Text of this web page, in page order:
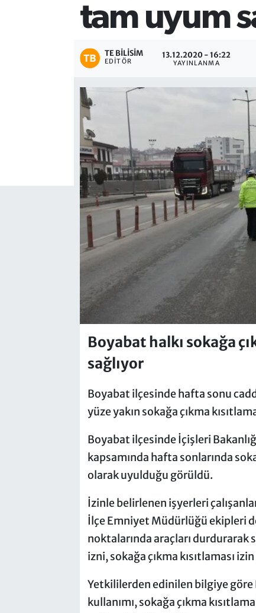
tam uyum
TE BILISIM
EDITÖR
13.12.2020 - 16:22
YAYINLANMA
Boyabat halkı sokağa
sağlıyor
Boyabat ilçesinde hafta sonu
yüze yakın sokağa çıkma
Boyabat ilçesinde İçişleri
kapsamında hafta sonlarında
olarak uyulduğu görüldü.
İzinle belirlenen işyerleri
İlçe Emniyet Müdürlüğü ekipleri
noktalarında araçları durdurarak
izni, sokağa çıkma kısıtlaması
Yetkililerden edinilen bilgiye göre
kullanımı, sokağa çıkma